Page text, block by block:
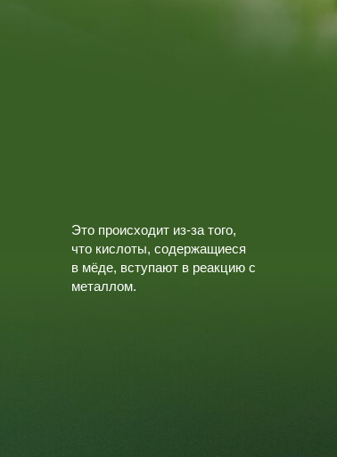
Это происходит из-за того,
что кислоты, содержащиеся
в мёде, вступают в реакцию с
металлом.